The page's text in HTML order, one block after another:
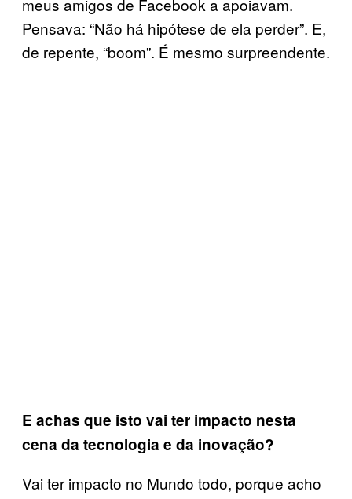
meus amigos de Facebook a apoiavam.
Pensava: “Não há hipótese de ela perder”. E,
de repente, “boom”. É mesmo surpreendente.
E achas que isto vai ter impacto nesta
cena da tecnologia e da inovação?
Vai ter impacto no Mundo todo, porque acho